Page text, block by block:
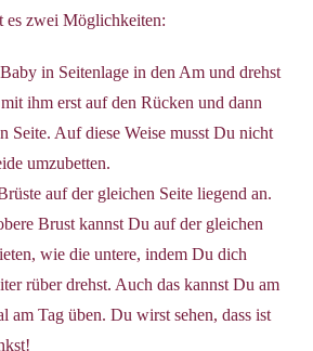
es zwei Möglichkeiten:
in Seitenlage in den Am und drehst
ihm erst auf den Rücken und dann
Seite. Auf diese Weise musst Du nicht
umzubetten.
auf der gleichen Seite liegend an.
Brust kannst Du auf der gleichen
wie die untere, indem Du dich
rüber drehst. Auch das kannst Du am
am Tag üben. Du wirst sehen, dass ist